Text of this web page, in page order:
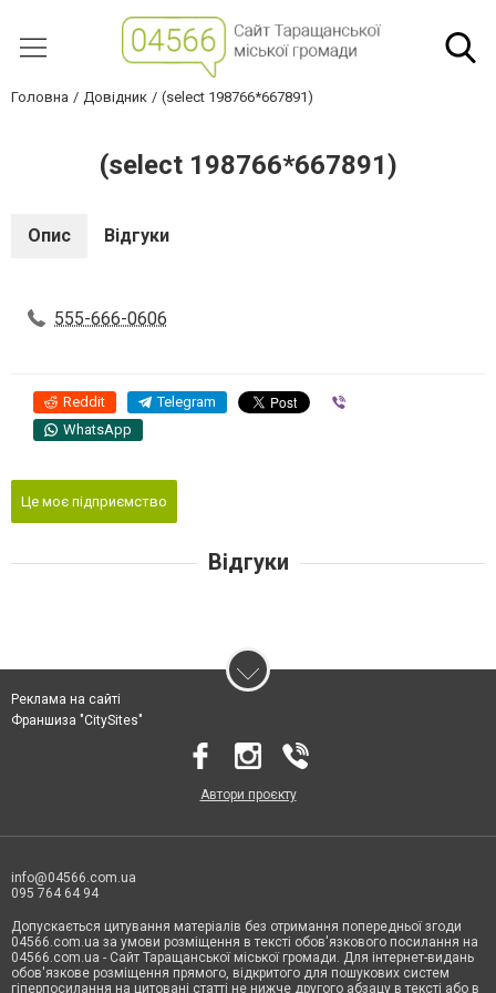
Головна Довідник (select 198766*667891)
(select 198766*667891)
Опис Відгуки
555-666-0606
Reddit Telegram
WhatsApp
Це моє підприємство
Відгуки
Реклама на сайті
Франшиза "CitySites"
Автори проєкту
info@04566.com.ua
095 764 64 94
Допускається цитування матеріалів без отримання попередньої згоди
04566.com.ua за умови розміщення в тексті обов'язкового посилання на
04566.com.ua - Cайт Таращанської міської громади. Для інтернет-видань
обов'язкове розміщення прямого, відкритого для пошукових систем
гіперпосилання на цитовані статті не нижче другого абзацу в тексті або в